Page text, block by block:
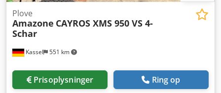
Kassel 551 km
Plove
Amazone CAYROS XMS 950 VS 4-
Schar
Prisoplysninger Ring op